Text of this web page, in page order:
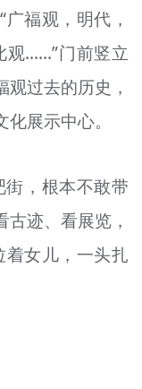
福观，明代，
观……”门前竖立
过去的历史，
展示中心。
，根本不敢带
迹、看展览，
女儿，一头扎